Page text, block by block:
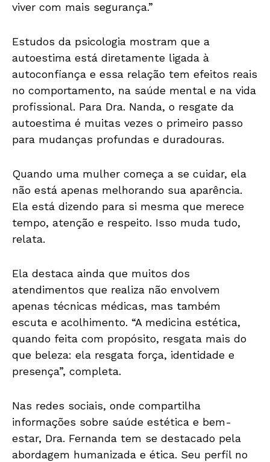
viver com mais segurança.”
Estudos da psicologia mostram que a
autoestima está diretamente ligada à
autoconfiança e essa relação tem efeitos reais
no comportamento, na saúde mental e na vida
profissional. Para Dra. Nanda, o resgate da
autoestima é muitas vezes o primeiro passo
para mudanças profundas e duradouras.
Quando uma mulher começa a se cuidar, ela
não está apenas melhorando sua aparência.
Ela está dizendo para si mesma que merece
tempo, atenção e respeito. Isso muda tudo,
relata.
Ela destaca ainda que muitos dos
atendimentos que realiza não envolvem
apenas técnicas médicas, mas também
escuta e acolhimento. “A medicina estética,
quando feita com propósito, resgata mais do
que beleza: ela resgata força, identidade e
presença”, completa.
Nas redes sociais, onde compartilha
informações sobre saúde estética e bem-
estar, Dra. Fernanda tem se destacado pela
abordagem humanizada e ética. Seu perfil no